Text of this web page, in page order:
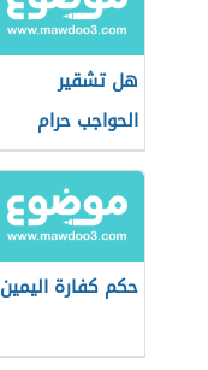
هل تشقير
الحواجب حرام
حكم كفارة اليمين